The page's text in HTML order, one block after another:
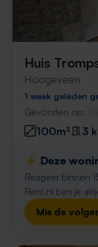
Huis
Hoogeveen
1 week geleden
Gevonden op:
100m² 3
⚡️ Deze
Reageer binnen
Rent.nl ben je
Mis de